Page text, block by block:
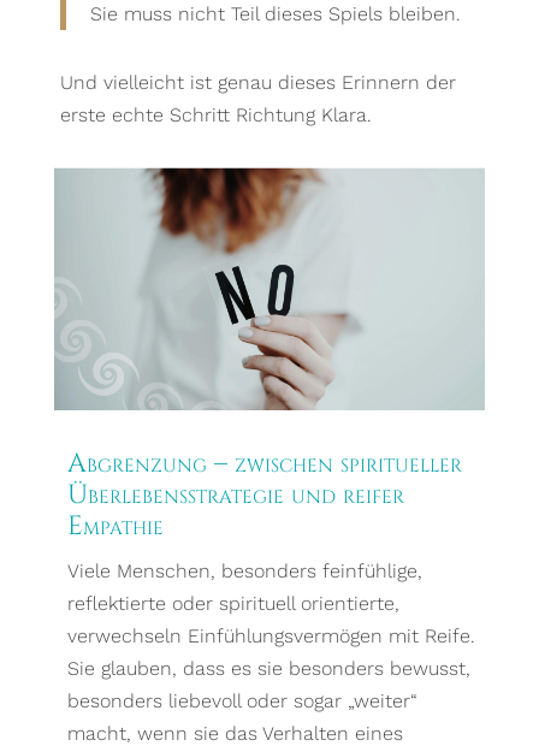
Sie muss nicht Teil dieses Spiels bleiben.
Und vielleicht ist genau dieses Erinnern der
erste echte Schritt Richtung Klara.
Abgrenzung – zwischen spiritueller
Überlebensstrategie und reifer
Empathie
Viele Menschen, besonders feinfühlige,
reflektierte oder spirituell orientierte,
verwechseln Einfühlungsvermögen mit Reife.
Sie glauben, dass es sie besonders bewusst,
besonders liebevoll oder sogar „weiter“
macht, wenn sie das Verhalten eines